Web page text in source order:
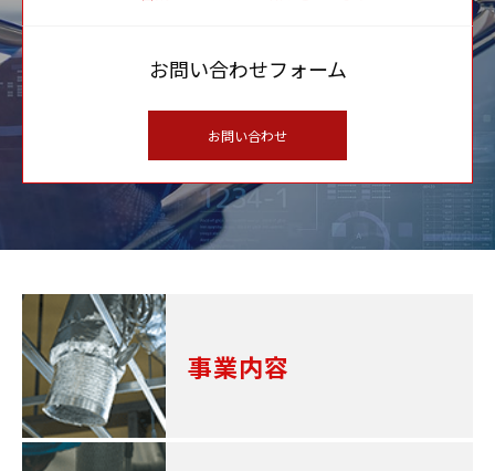
お問い合わせフォーム
お問い合わせ
事業内容